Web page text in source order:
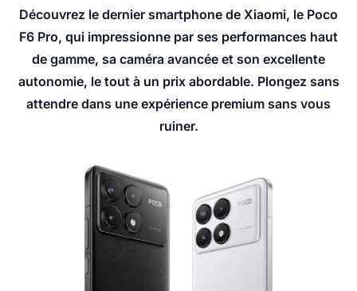
Découvrez le dernier smartphone de Xiaomi, le Poco
F6 Pro, qui impressionne par ses performances haut
de gamme, sa caméra avancée et son excellente
autonomie, le tout à un prix abordable. Plongez sans
attendre dans une expérience premium sans vous
ruiner.